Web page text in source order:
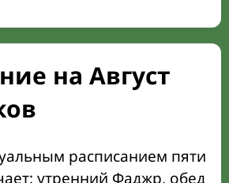
на Август
расписанием пяти
утренний Фаджр,